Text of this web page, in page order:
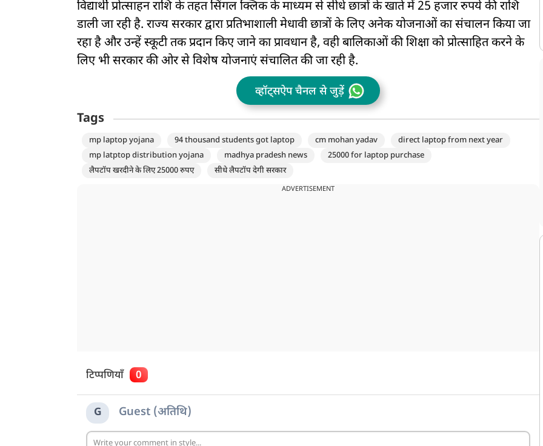
विद्यार्थी प्रोत्साहन राशि के तहत सिंगल क्लिक के माध्यम से सीधे छात्रों के खाते में 25 हजार रुपये की राशि
डाली जा रही है. राज्य सरकार द्वारा प्रतिभाशाली मेधावी छात्रों के लिए अनेक योजनाओं का संचालन किया जा
रहा है और उन्हें स्कूटी तक प्रदान किए जाने का प्रावधान है, वही बालिकाओं की शिक्षा को प्रोत्साहित करने के
लिए भी सरकार की ओर से विशेष योजनाएं संचालित की जा रही है.
व्हॉट्सऐप चैनल से जुड़ें
Tags
mp laptop yojana 94 thousand students got laptop cm mohan yadav
direct laptop from next year
mp latptop distribution yojana
madhya pradesh news
25000 for laptop purchase
लैपटॉप खरदीने के लिए 25000 रुपए
सीधे लैपटॉप देगी सरकार
ADVERTISEMENT
टिप्पणियाँ 0
G Guest (अतिथि)